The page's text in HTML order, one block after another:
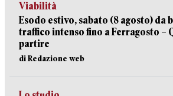
Viabilità
Esodo estivo, sabato (8 agosto) da
traffico intenso fino a Ferragosto –
partire
di Redazione web